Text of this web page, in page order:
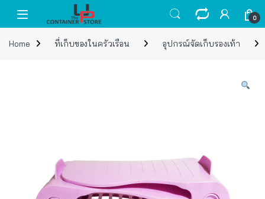
Open 0
Home ที่เก็บของในครัวเรือน อุปกรณ์จัดเก็บรองเท้า